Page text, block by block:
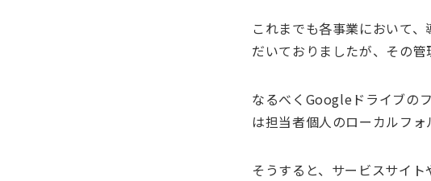
これまでも各事業において
だいておりましたが、その管
なるべくGoogleドライブの
は担当者個人のローカルフォ
そうすると、サービスサイ